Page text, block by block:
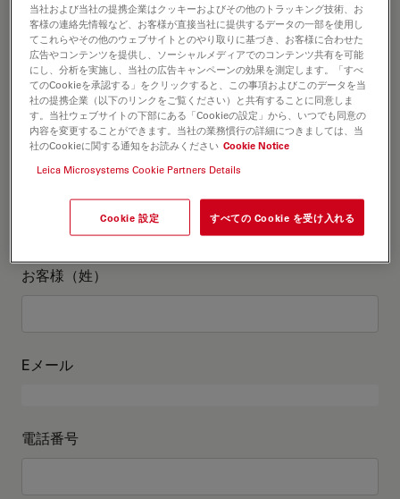
お客様情報
役職 オプションの
お客様（姓）
Eメール
電話番号
当社および当社の提携企業はクッキーおよびその他のトラッキング技術、お
客様の連絡先情報など、お客様が直接当社に提供するデータの一部を使用し
てこれらやその他のウェブサイトとのやり取りに基づき、お客様に合わせた
広告やコンテンツを提供し、ソーシャルメディアでのコンテンツ共有を可能
にし、分析を実施し、当社の広告キャンペーンの効果を測定します。「すべ
てのCookieを承認する」をクリックすると、この事項およびこのデータを当
社の提携企業（以下のリンクをご覧ください）と共有することに同意しま
す。当社ウェブサイトの下部にある「Cookieの設定」から、いつでも同意の
内容を変更することができます。当社の業務慣行の詳細につきましては、当
社のCookieに関する通知をお読みください Cookie Notice
Leica Microsystems Cookie Partners Details
Cookie 設定 すべての Cookie を受け入れる